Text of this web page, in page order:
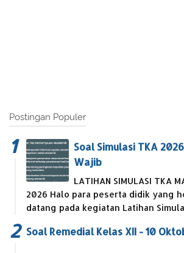
Postingan Populer
Soal Simulasi TKA
Wajib
LATIHAN SIMULASI TKA
2026 Halo para peserta didik yang
datang pada kegiatan Latihan
Soal Remedial Kelas XII - 10